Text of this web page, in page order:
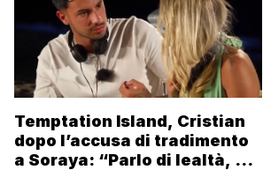
Temptation Island, Cristian
dopo l’accusa di tradimento
a Soraya: “Parlo di lealtà, ma